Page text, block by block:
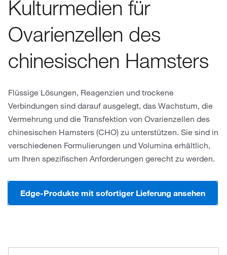
Kulturmedien für
Ovarienzellen des
chinesischen Hamsters
Flüssige Lösungen, Reagenzien und trockene
Verbindungen sind darauf ausgelegt, das Wachstum, die
Vermehrung und die Transfektion von Ovarienzellen des
chinesischen Hamsters (CHO) zu unterstützen. Sie sind in
verschiedenen Formulierungen und Volumina erhältlich,
um Ihren spezifischen Anforderungen gerecht zu werden.
Edge-Produkte mit sofortiger Lieferung ansehen